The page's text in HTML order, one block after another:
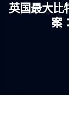
英国最大比
案